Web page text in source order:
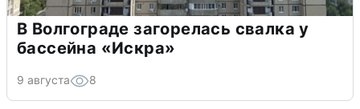
В Волгограде загорелась свалка у
бассейна «Искра»
9 августа 8